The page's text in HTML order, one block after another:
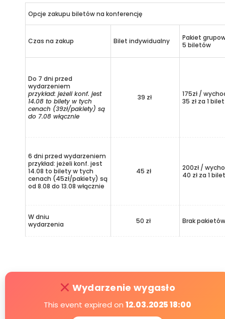
Opcje zakupu biletów na konferencję
Czas na zakup Bilet indywidualny
Pakiet
5 biletów
Do 7 dni przed
wydarzeniem
przykład: jeżeli konf. jest
14.08 to bilety w tych
cenach (39zł/pakiety) są
do 7.08 włącznie
39 zł
175zł /
35 zł za 1 bilet
6 dni przed wydarzeniem
przykład: jeżeli konf. jest
14.08 to bilety w tych
cenach (45zł/pakiety) są
od 8.08 do 13.08 włącznie
45 zł
200zł /
40 zł za 1 bilet
W dniu
wydarzenia
50 zł Brak pakietów
Wydarzenie wygasło
This event expired on 12.03.2025 18:00